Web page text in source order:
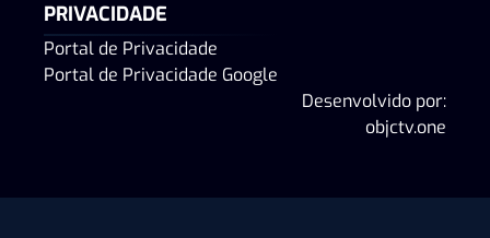
PRIVACIDADE
Portal de Privacidade
Portal de Privacidade Google
Desenvolvido por:
objctv.one